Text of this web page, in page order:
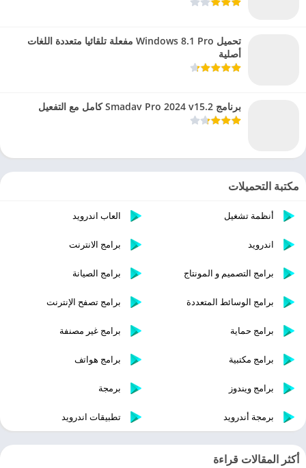
تحميل Windows 8.1 Pro مفعلة تلقائيا متعددة اللغات
أصلية
برنامج Smadav Pro 2024 v15.2 كامل مع التفعيل
مكتبة التحميلات
أنظمة تشغيل العاب اندرويد
اندرويد برامج الانترنت
برامج التصميم و المونتاج برامج الصيانة
برامج الوسائط المتعددة برامج تصفح الإنترنت
برامج حماية برامج غير مصنفة
برامج مكتبية برامج هواتف
برامج ويندوز برمجة
برمجة أندرويد تطبيقات اندرويد
أكثر المقالات قراءة